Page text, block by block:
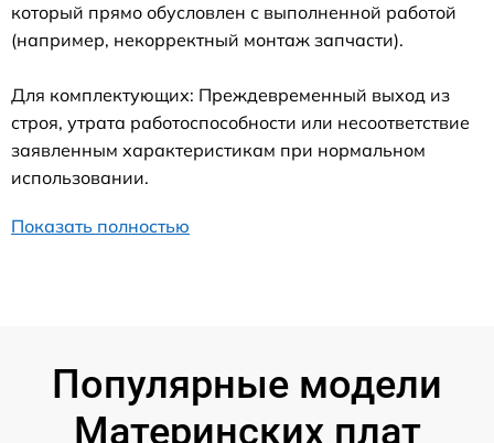
который прямо обусловлен с выполненной работой
(например, некорректный монтаж запчасти).
Для комплектующих: Преждевременный выход из
строя, утрата работоспособности или несоответствие
заявленным характеристикам при нормальном
использовании.
Показать полностью
Популярные модели
Материнских плат